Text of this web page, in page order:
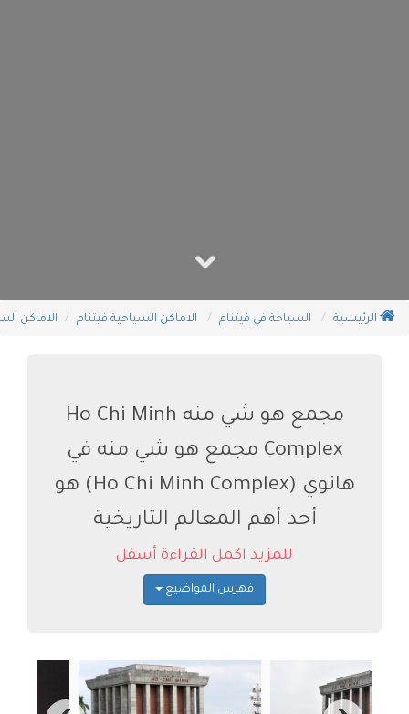
الرئيسية السياحة في فيتنام الاماكن السياحية فيتنام الاماكن
مجمع هو شي منه Ho Chi Minh
Complex مجمع هو شي منه في
هانوي (Ho Chi Minh Complex) هو
أحد أهم المعالم التاريخية
للمزيد اكمل القراءة أسفل
فهرس المواضيع